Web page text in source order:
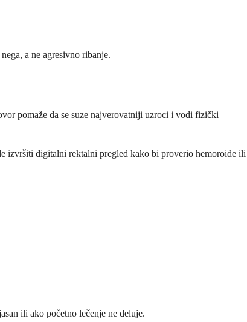
a ne agresivno ribanje.
pomaže da se suze najverovatniji uzroci i vodi fizički
izvršiti digitalni rektalni pregled kako bi proverio hemoroide ili
ili ako početno lečenje ne deluje.